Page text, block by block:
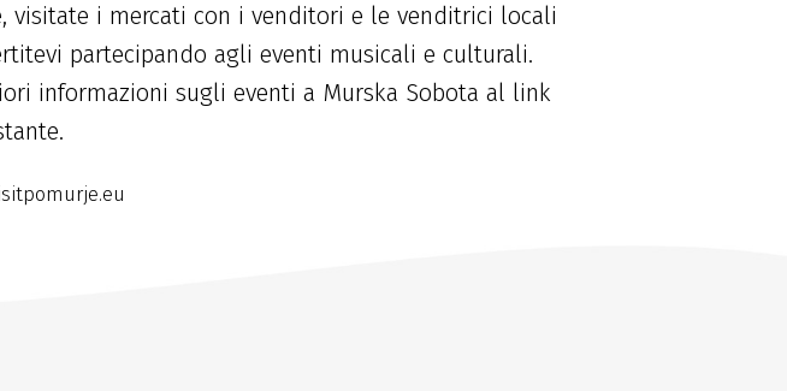
visitate i mercati con i venditori e le venditrici locali
partecipando agli eventi musicali e culturali.
informazioni sugli eventi a Murska Sobota al link